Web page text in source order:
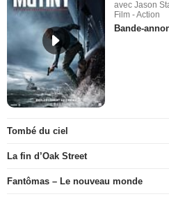
avec Jason
Film - Action
Bande-
Tombé du ciel
La fin d’Oak Street
Fantômas – Le nouveau monde